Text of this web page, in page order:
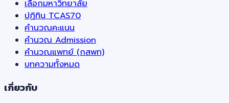
เลือกมหาวิทยาลัย
ปฏิทิน TCAS70
คำนวณคะแนน
คำนวณ Admission
คำนวณแพทย์ (กสพท)
บทความทั้งหมด
เกี่ยวกับ